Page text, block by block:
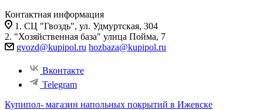
Контактная информация
1. СЦ "Гвоздь", ул. Удмуртская, 304
2. "Хозяйственная база" улица Пойма, 7
gvozd@kupipol.ru hozbaza@kupipol.ru
Вконтакте
Telegram
Купипол- магазин напольных покрытий в Ижевске